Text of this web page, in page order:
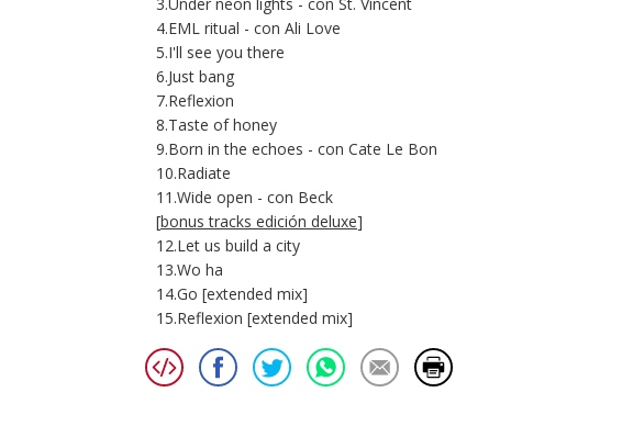
4.EML ritual - con Ali Love
5.I'll see you there
6.Just bang
7.Reflexion
8.Taste of honey
9.Born in the echoes - con Cate Le Bon
10.Radiate
11.Wide open - con Beck
[bonus tracks edición deluxe]
12.Let us build a city
13.Wo ha
14.Go [extended mix]
15.Reflexion [extended mix]